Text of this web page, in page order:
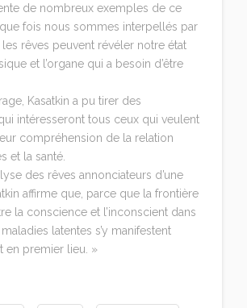
de nombreux exemples de ce
fois nous sommes interpellés par
les rêves peuvent révéler notre état
et l’organe qui a besoin d’être
Kasatkin a pu tirer des
intéresseront tous ceux qui veulent
compréhension de la relation
et la santé.
des rêves annonciateurs d’une
affirme que, parce que la frontière
la conscience et l’inconscient dans
latentes s’y manifestent
en premier lieu. »